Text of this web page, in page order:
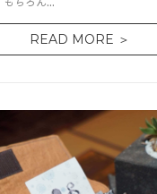
READ MORE ＞